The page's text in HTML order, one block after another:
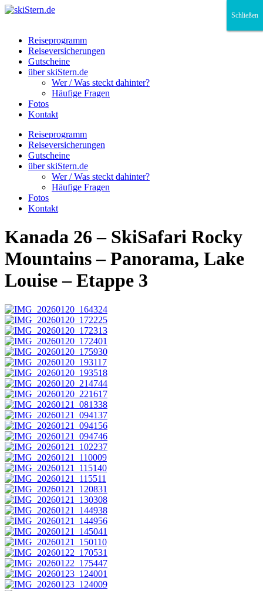
Reiseprogramm
Reiseversicherungen
Gutscheine
über skiStern.de
Wer / Was steckt dahinter?
Häufige Fragen
Fotos
Kontakt
Reiseprogramm
Reiseversicherungen
Gutscheine
über skiStern.de
Wer / Was steckt dahinter?
Häufige Fragen
Fotos
Kontakt
Kanada 26 – SkiSafari Rocky
Mountains – Panorama, Lake
Louise – Etappe 3
Schließen
Schließen
Schließen